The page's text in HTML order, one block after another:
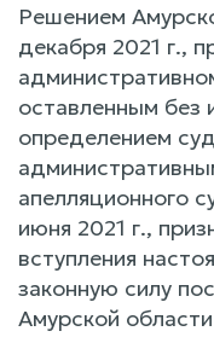
Решением
декабря 2021 г.,
оставленным без
определением
апелляционного
июня 2021 г.,
вступления
законную силу
Амурской